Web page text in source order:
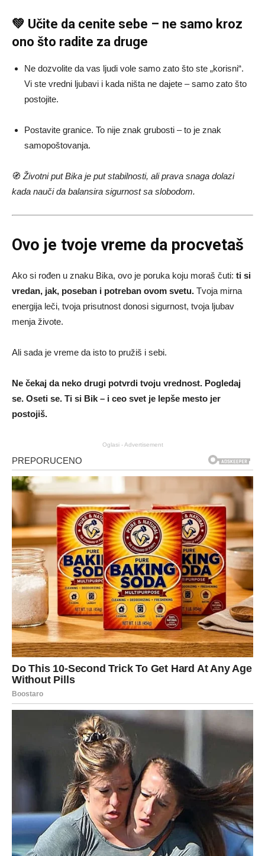
💚 Učite da cenite sebe – ne samo kroz
ono što radite za druge
Ne dozvolite da vas ljudi vole samo zato što ste „korisni“.
Vi ste vredni ljubavi i kada ništa ne dajete – samo zato što
postojite.
Postavite granice. To nije znak grubosti – to je znak
samopoštovanja.
🧭 Životni put Bika je put stabilnosti, ali prava snaga dolazi
kada nauči da balansira sigurnost sa slobodom.
Ovo je tvoje vreme da procvetaš
Ako si rođen u znaku Bika, ovo je poruka koju moraš čuti: ti si
vredan, jak, poseban i potreban ovom svetu. Tvoja mirna
energija leči, tvoja prisutnost donosi sigurnost, tvoja ljubav
menja živote.
Ali sada je vreme da isto to pružiš i sebi.
Ne čekaj da neko drugi potvrdi tvoju vrednost. Pogledaj
se. Oseti se. Ti si Bik – i ceo svet je lepše mesto jer
postojiš.
Oglasi - Advertisement